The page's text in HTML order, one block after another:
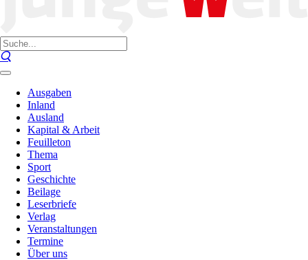
Ausgaben
Inland
Ausland
Kapital & Arbeit
Feuilleton
Thema
Sport
Geschichte
Beilage
Leserbriefe
Verlag
Veranstaltungen
Termine
Über uns